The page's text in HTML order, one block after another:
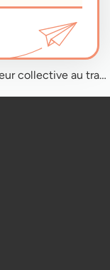
Le Canada et l’éloge de la lenteur collective au travail